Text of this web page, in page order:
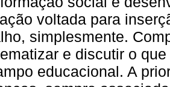
voltada para
simplesmente.
e discutir o
educacional. A